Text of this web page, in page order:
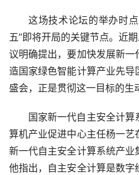
这场技术论坛的举办时
五”即将开局的关键节点。近
议明确提出，要加快发展新
造国家绿色智能计算产业先
盛会，正是贯彻这一目标的生
国家新一代自主安全计
算机产业促进中心主任杨一
新一代自主安全计算系统产业
他指出，自主安全计算是数